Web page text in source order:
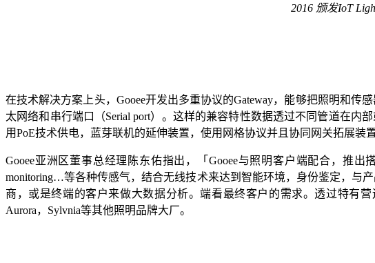
2016 颁发IoT
在技术解决方案上头，Gooee开发出多重协议的Gateway，能够把照明和传
太网络和串行端口（Serial port）。这样的兼容特性数据透过不同管道在内
用PoE技术供电，蓝芽联机的延伸装置，使用网格协议并且协同网关拓展装
Gooee亚洲区董事总经理陈东佑指出，「Gooee与照明客户端配合，推出
monitoring…等各种传感气，结合无线技术来达到智能环境，身份鉴定，与
商，或是终端的客户来做大数据分析。端看最终客户的需求。透过特有
Aurora，Sylvnia等其他照明品牌大厂。